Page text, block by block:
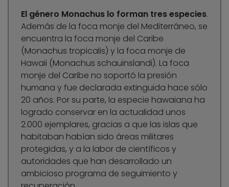
El género Monachus lo forman tres especies.
Además de la foca monje del Mediterráneo, se
encuentra la foca monje del Caribe
(Monachus tropicalis) y la foca monje de
Hawaii (Monachus schauinslandi). La foca
monje del Caribe no soportó la presión
humana y fue declarada extinguida hace sólo
20 años. Por su parte, la especie hawaiana ha
logrado conservar en la actualidad unos
2.000 ejemplares, gracias a que las islas que
habitaban habían sido áreas militares
protegidas, y a la labor de científicos y
autoridades que han desarrollado un
ambicioso programa de seguimiento y